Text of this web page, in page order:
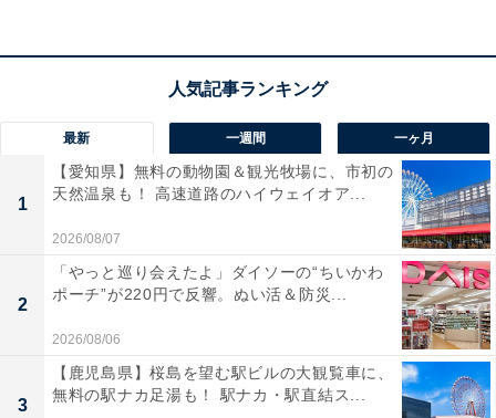
所在地：福岡県福岡市東区香椎照葉5丁目2-15
交通手段：西鉄バス 福岡市総合体育館より徒歩約1分／
博多駅・香椎駅・天神駅より無料シャトルバスあり
※料金は公式Webサイト参考価格
※プラン・部屋により価格は変動します
最新 一週間 一ヶ月
1
【愛知県】無料の動物園＆観光牧場に、市初の
天然温泉も！ 高速道路のハイウェイオア...
2026/08/07
2
「やっと巡り会えたよ」ダイソーの“ちいかわ
ポーチ”が220円で反響。ぬい活＆防災...
2026/08/06
3
【鹿児島県】桜島を望む駅ビルの大観覧車に、
無料の駅ナカ足湯も！ 駅ナカ・駅直結ス...